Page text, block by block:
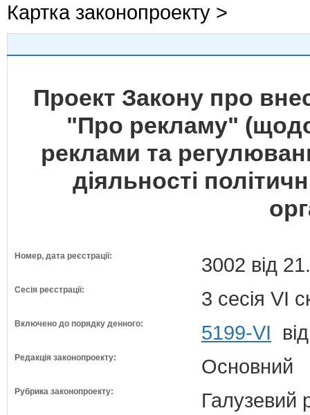
Картка законопроекту >
Проект Закону про
"Про рекламу" (щодо
реклами та
діяльності
Номер, дата реєстрації: 3002 від
Сесія реєстрації: 3 сесія VI
Включено до порядку денного: 5199-VI
Редакція законопроекту: Основний
Рубрика законопроекту: Галузевий